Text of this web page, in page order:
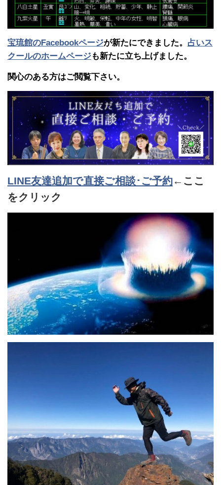
宝琉館のFacebookページが新たにできました。 占いス
クールのホームページも新たに立ち上げました。
関心のある方はご閲覧下さい。
LINE友達追加で直接ご相談･ご予約←ここ
をクリック